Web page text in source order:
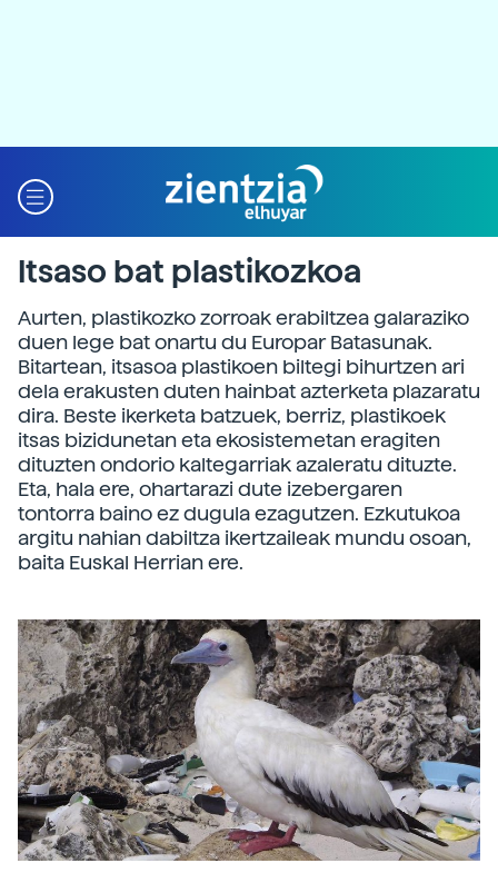
Itsaso bat plastikozkoa
Aurten, plastikozko zorroak erabiltzea galaraziko
duen lege bat onartu du Europar Batasunak.
Bitartean, itsasoa plastikoen biltegi bihurtzen ari
dela erakusten duten hainbat azterketa plazaratu
dira. Beste ikerketa batzuek, berriz, plastikoek
itsas bizidunetan eta ekosistemetan eragiten
dituzten ondorio kaltegarriak azaleratu dituzte.
Eta, hala ere, ohartarazi dute izebergaren
tontorra baino ez dugula ezagutzen. Ezkutukoa
argitu nahian dabiltza ikertzaileak mundu osoan,
baita Euskal Herrian ere.